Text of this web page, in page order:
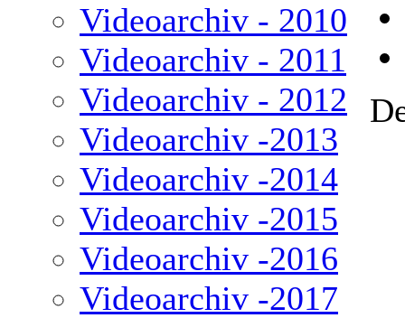
Videoarchiv - 2010
Videoarchiv - 2011
Videoarchiv - 2012
Videoarchiv -2013
Videoarchiv -2014
Videoarchiv -2015
Videoarchiv -2016
Videoarchiv -2017